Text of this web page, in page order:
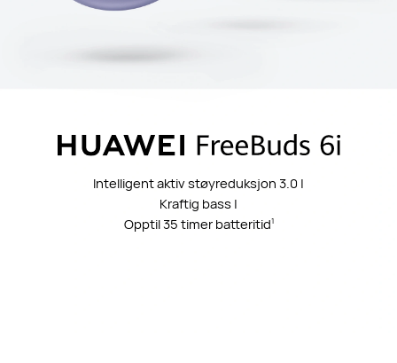
Intelligent aktiv støyreduksjon 3.0 |
Kraftig bass |
Opptil 35 timer batteritid1